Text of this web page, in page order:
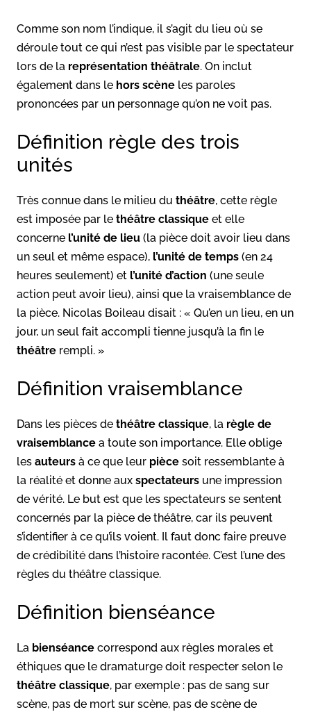
Comme son nom l’indique, il s’agit du lieu où se
déroule tout ce qui n’est pas visible par le spectateur
lors de la représentation théâtrale. On inclut
également dans le hors scène les paroles
prononcées par un personnage qu’on ne voit pas.
Définition règle des trois
unités
Très connue dans le milieu du théâtre, cette règle
est imposée par le théâtre classique et elle
concerne l’unité de lieu (la pièce doit avoir lieu dans
un seul et même espace), l’unité de temps (en 24
heures seulement) et l’unité d’action (une seule
action peut avoir lieu), ainsi que la vraisemblance de
la pièce. Nicolas Boileau disait : « Qu’en un lieu, en un
jour, un seul fait accompli tienne jusqu’à la fin le
théâtre rempli. »
Définition vraisemblance
Dans les pièces de théâtre classique, la règle de
vraisemblance a toute son importance. Elle oblige
les auteurs à ce que leur pièce soit ressemblante à
la réalité et donne aux spectateurs une impression
de vérité. Le but est que les spectateurs se sentent
concernés par la pièce de théâtre, car ils peuvent
s’identifier à ce qu’ils voient. Il faut donc faire preuve
de crédibilité dans l’histoire racontée. C’est l’une des
règles du théâtre classique.
Définition bienséance
La bienséance correspond aux règles morales et
éthiques que le dramaturge doit respecter selon le
théâtre classique, par exemple : pas de sang sur
scène, pas de mort sur scène, pas de scène de